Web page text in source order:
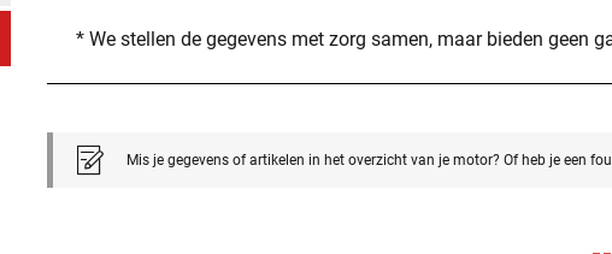
* We stellen de gegevens met zorg samen, maar bieden geen
Mis je gegevens of artikelen in het overzicht van je motor? Of heb je een